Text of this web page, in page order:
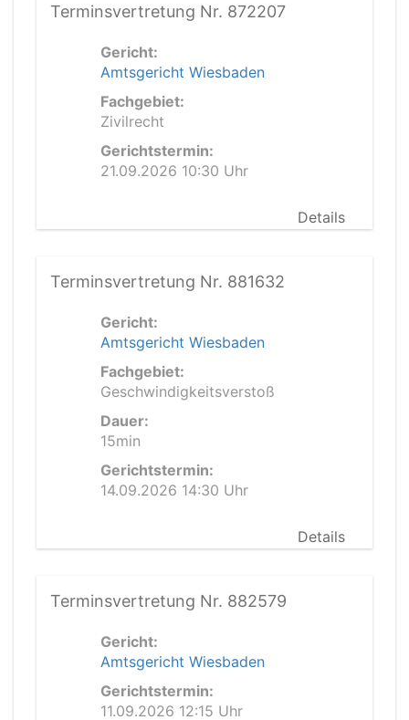
Terminsvertretung Nr. 872207
Gericht:
Amtsgericht Wiesbaden
Fachgebiet:
Zivilrecht
Gerichtstermin:
21.09.2026 10:30 Uhr
Details
Terminsvertretung Nr. 881632
Gericht:
Amtsgericht Wiesbaden
Fachgebiet:
Geschwindigkeitsverstoß
Dauer:
15min
Gerichtstermin:
14.09.2026 14:30 Uhr
Details
Terminsvertretung Nr. 882579
Gericht:
Amtsgericht Wiesbaden
Gerichtstermin:
11.09.2026 12:15 Uhr